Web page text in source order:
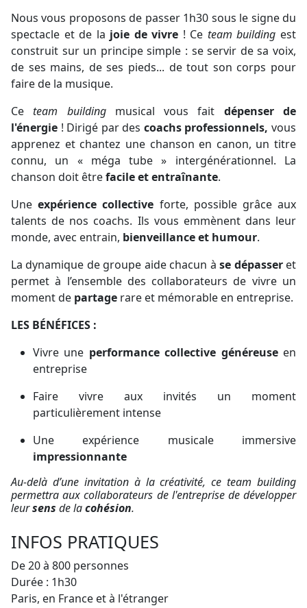
Nous vous proposons de passer 1h30 sous le signe du
spectacle et de la joie de vivre ! Ce team building est
construit sur un principe simple : se servir de sa voix,
de ses mains, de ses pieds... de tout son corps pour
faire de la musique.
Ceteam building musical vous fait dépenser de
l'énergie ! Dirigé par des coachs professionnels,vous
apprenez et chantez une chanson en canon, un titre
connu, un « méga tube » intergénérationnel. La
chanson doit êtrefacile et entraînante.
Uneexpérience collective forte, possible grâce aux
talents de nos coachs. Ils vous emmènent dans leur
monde, avec entrain, bienveillance et humour.
La dynamique de groupe aide chacun àse dépasseret
permet à l’ensemble des collaborateurs de vivre un
moment de partage rare et mémorable en entreprise.
LES BÉNÉFICES :
Vivre une performance collective généreuse en
entreprise
Faire vivre aux invités un moment
particulièrement intense
Une expérience musicale immersive
impressionnante
Au-delà d’une invitation à la créativité, ce team building
permettraaux collaborateurs de l'entreprise de développer
leursens de lacohésion.
INFOS PRATIQUES
De 20 à 800 personnes
Durée : 1h30
Paris, en France et à l'étranger